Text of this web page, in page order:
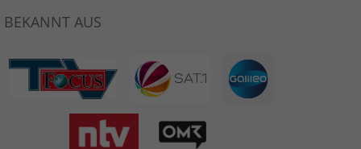
BEKANNT AUS